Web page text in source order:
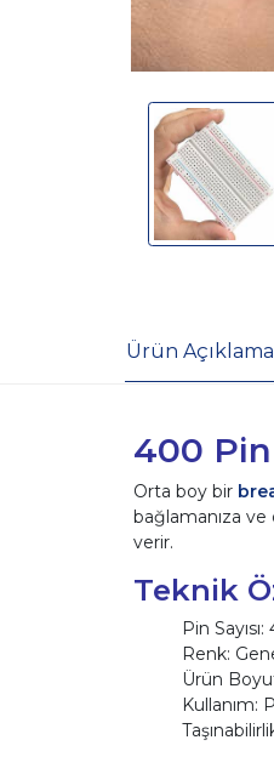
Ürün
400
Orta boy bir
bağlamanıza ve
verir.
Teknik
Pin
Renk:
Ürün
Kullanım: